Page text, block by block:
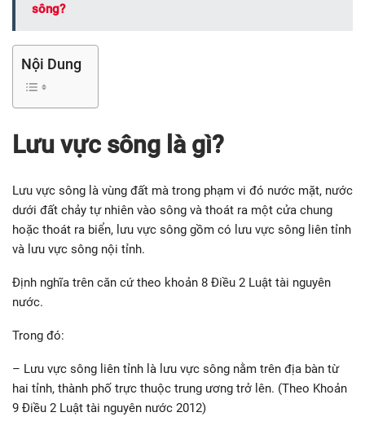
sông?
Nội Dung
Lưu vực sông là gì?
Lưu vực sông là vùng đất mà trong phạm vi đó nước mặt, nước
dưới đất chảy tự nhiên vào sông và thoát ra một cửa chung
hoặc thoát ra biển, lưu vực sông gồm có lưu vực sông liên tỉnh
và lưu vực sông nội tỉnh.
Định nghĩa trên căn cứ theo khoản 8 Điều 2 Luật tài nguyên
nước.
Trong đó:
– Lưu vực sông liên tỉnh là lưu vực sông nằm trên địa bàn từ
hai tỉnh, thành phố trực thuộc trung ương trở lên. (Theo Khoản
9 Điều 2 Luật tài nguyên nước 2012)